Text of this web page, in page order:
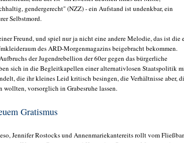
gendergerecht" (NZZ) - ein Aufstand ist undenkbar, ein
Selbstmord.
Freund, und spiel nur ja nicht eine andere Melodie, das ist die
des ARD-Morgenmagazins beigebracht bekommen.
der Jugendrebellion der 60er gegen das bürgerliche
sich in die Begleitkapellen einer alternativlosen Staatspolitik
die ihr kleines Leid kritisch besingen, die Verhältnisse aber,
wollten, vorsorglich in Grabesruhe lassen.
Gratismus
Jennifer Rostocks und Annenmariekantereits rollt vom